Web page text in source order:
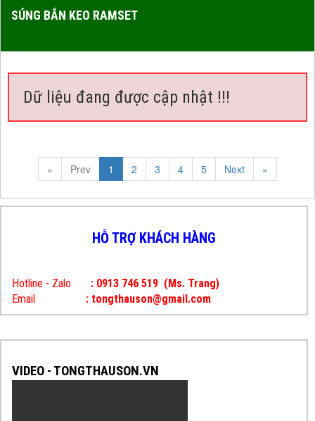
SÚNG BẮN KEO RAMSET
Dữ liệu đang được cập nhật !!!
« Prev 1 2 3 4 5 Next »
HỖ TRỢ KHÁCH HÀNG
Hotline - Zalo : 0913 746 519 (Ms. Trang)
Email : tongthauson@gmail.com
VIDEO - TONGTHAUSON.VN